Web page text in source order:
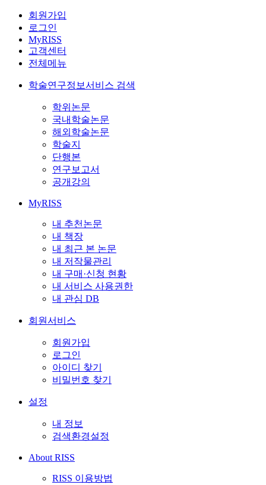
회원가입
로그인
MyRISS
고객센터
전체메뉴
학술연구정보서비스 검색
학위논문
국내학술논문
해외학술논문
학술지
단행본
연구보고서
공개강의
MyRISS
내 추천논문
내 책장
내 최근 본 논문
내 저작물관리
내 구매·신청 현황
내 서비스 사용권한
내 관심 DB
회원서비스
회원가입
로그인
아이디 찾기
비밀번호 찾기
설정
내 정보
검색환경설정
About RISS
RISS 이용방법